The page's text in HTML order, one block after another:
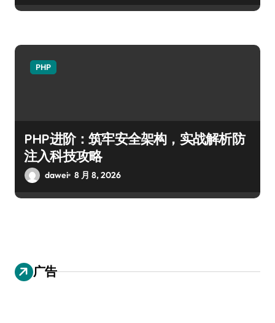
PHP
PHP进阶：筑牢安全架构，实战解析防
注入科技攻略
dawei 8 月 8, 2026
广告